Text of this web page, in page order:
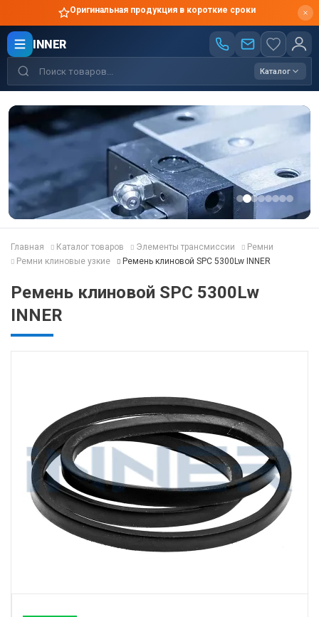
Оригинальная продукция в короткие сроки
INNER
Каталог
Главная Каталог товаров Элементы трансмиссии
Ремни
Ремни клиновые узкие
Ремень клиновой SPC 5300Lw INNER
Ремень клиновой SPC 5300Lw
INNER